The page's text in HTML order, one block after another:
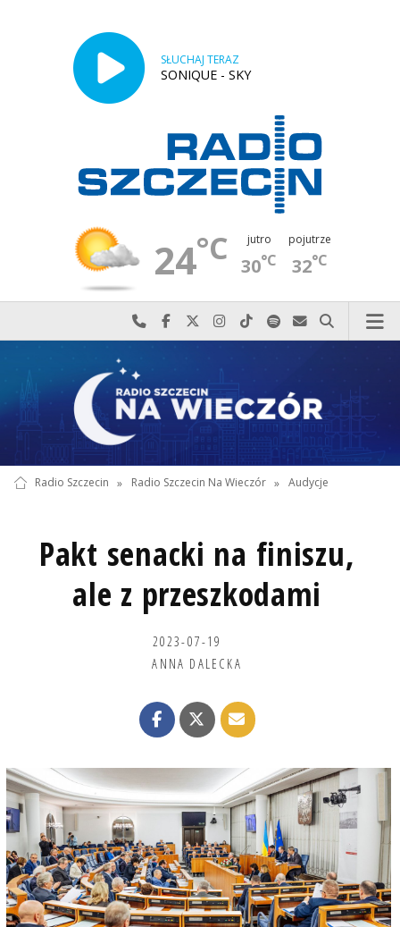
SŁUCHAJ TERAZ
SONIQUE - SKY
24°C jutro
30°C
pojutrze
32°C
Najlepiej po prostu do nas zadzwoń
Odwiedź nas na Facebook-u
Odwiedź nas na X
Odwiedź nas na Instagram-ie
Odwiedź nas na TikTok-u
Szukaj nas na Spotify
Wyślij do nas
Szukaj
Radio Szczecin » Radio Szczecin Na Wieczór » Audycje
Pakt senacki na finiszu,
ale z przeszkodami
2023-07-19
ANNA DALECKA